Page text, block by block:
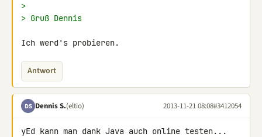
>
> Gruß Dennis
Ich werd's probieren.
Antwort
DS Dennis S.(eltio) 2013-11-21 08:08#3412054
yEd kann man dank Java auch online testen...